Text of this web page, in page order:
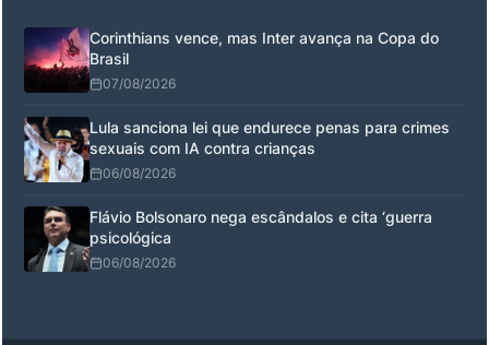
Corinthians vence, mas Inter avança na Copa do
Brasil
07/08/2026
Lula sanciona lei que endurece penas para crimes
sexuais com IA contra crianças
06/08/2026
Flávio Bolsonaro nega escândalos e cita ‘guerra
psicológica
06/08/2026